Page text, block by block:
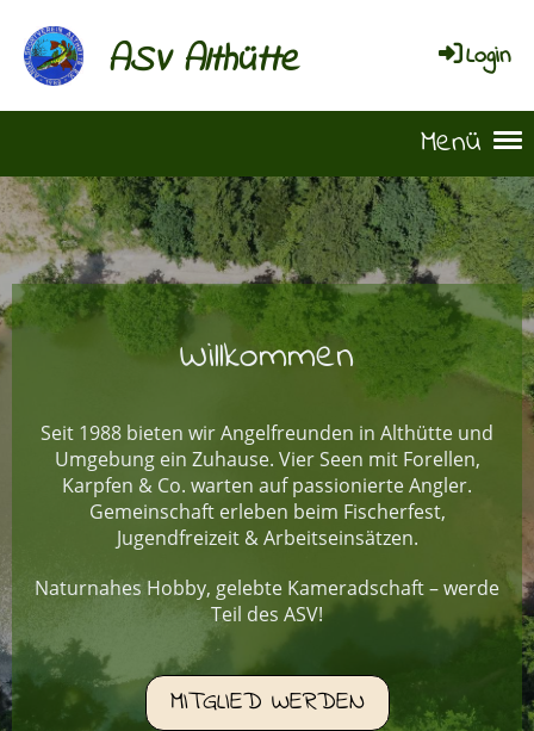
ASV Althütte Login
Menü
Willkommen
Seit 1988 bieten wir Angelfreunden in Althütte und
Umgebung ein Zuhause. Vier Seen mit Forellen,
Karpfen & Co. warten auf passionierte Angler.
Gemeinschaft erleben beim Fischerfest,
Jugendfreizeit & Arbeitseinsätzen.
Naturnahes Hobby, gelebte Kameradschaft – werde
Teil des ASV!
MITGLIED WERDEN